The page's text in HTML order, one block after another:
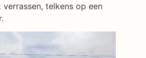
telkens op een